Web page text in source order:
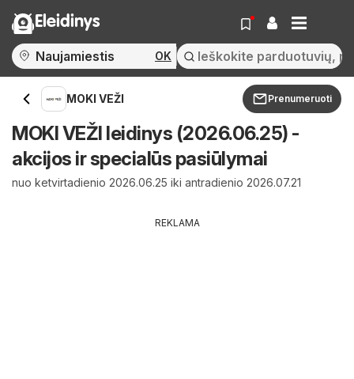
Eleidinys
OK
MOKI VEŽI Prenumeruoti
MOKI VEŽI leidinys (2026.06.25) -
akcijos ir specialūs pasiūlymai
nuo ketvirtadienio 2026.06.25 iki antradienio 2026.07.21
REKLAMA